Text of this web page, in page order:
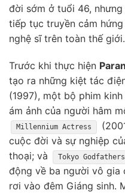
đời sớm ở tuổi 46,
tiếp tục truyền cảm
nghệ sĩ trên toàn thế giới.
Trước khi thực hiện
tạo ra những kiệt tác
(1997), một bộ phim
ám ảnh của người hâm
Millennium Actress
cuộc đời và sự nghiệp
thoại; và
Tokyo Godfathers
động về ba người vô
rơi vào đêm Giáng sinh.